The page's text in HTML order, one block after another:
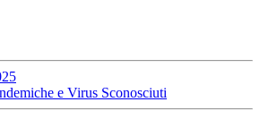
e Virus Sconosciuti